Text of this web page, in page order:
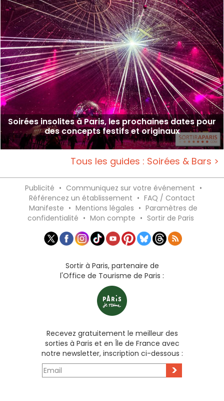
Soirées insolites à Paris, les prochaines dates pour
des concepts festifs et originaux
Tous les guides : Soirées & Bars >
Publicité • Communiquez sur votre événement •
Référencez un établissement • FAQ / Contact
Manifeste • Mentions légales • Paramètres de
confidentialité • Mon compte • Sortir de Paris
Sortir à Paris, partenaire de
l'Office de Tourisme de Paris :
Recevez gratuitement le meilleur des
sorties à Paris et en Île de France avec
notre newsletter, inscription ci-dessous :
>